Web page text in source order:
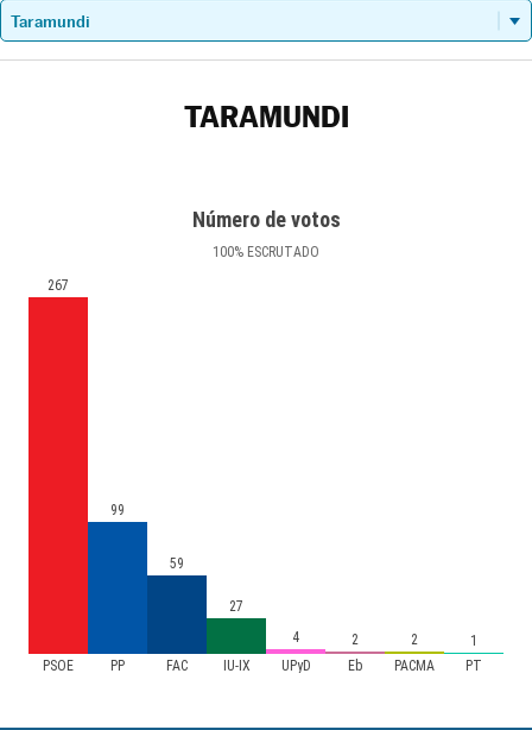
TARAMUNDI
Número de votos
100% ESCRUTADO
PSOE PP FAC IU-IX UPyD Eb PACMA PT
267
99
59
27
4
2 2 1